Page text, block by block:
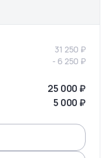
31 250 ₽
- 6 250 ₽
25 000 ₽
5 000 ₽